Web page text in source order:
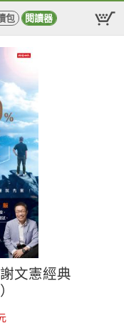
包 閱讀器
文憲經典